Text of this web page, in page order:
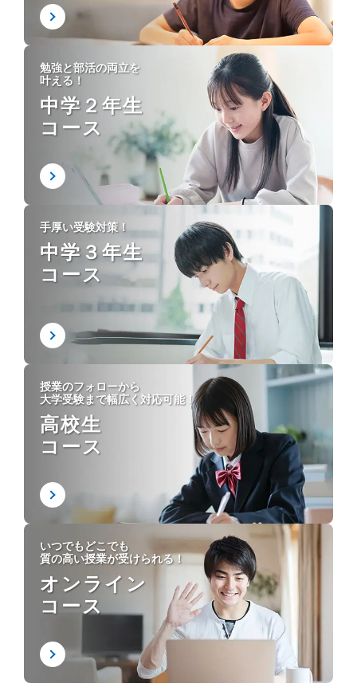
勉強と部活の両立を
叶える！
中学２年生
コース
手厚い受験対策！
中学３年生
コース
授業のフォローから
大学受験まで幅広く対応可能！
高校生
コース
いつでもどこでも
質の高い授業が受けられる！
オンライン
コース